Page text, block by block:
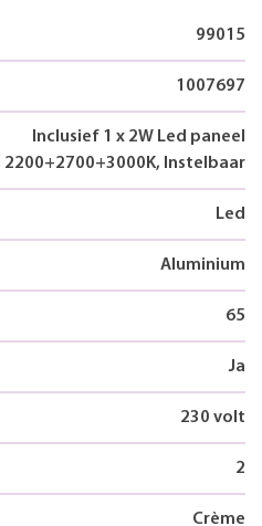
99015
1007697
Inclusief 1 x 2W Led paneel
2200+2700+3000K, Instelbaar
Led
Aluminium
65
Ja
230 volt
2
Crème